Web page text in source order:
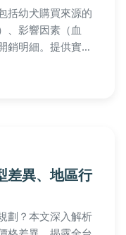
括幼犬購買來源的
、影響因素（血
銷明細。提供實用
理。
差異、地區行
劃？本文深入解析